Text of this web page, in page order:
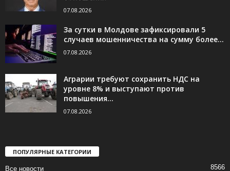
07.08.2026
За сутки в Молдове зафиксировали 5
случаев мошенничества на сумму более...
07.08.2026
Аграрии требуют сохранить НДС на
уровне 8% и выступают против
повышения...
07.08.2026
ПОПУЛЯРНЫЕ КАТЕГОРИИ
Все новости 8566